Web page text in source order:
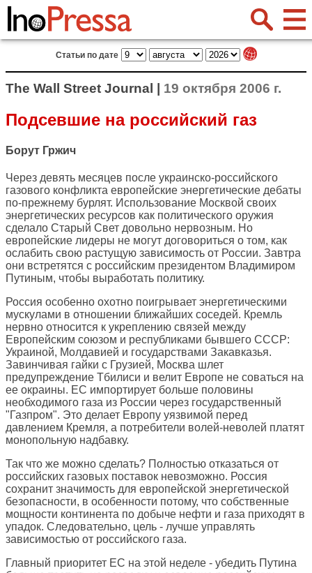
Статьи по дате
The Wall Street Journal | 19 октября 2006 г.
Подсевшие на российский газ
Борут Гржич
Через девять месяцев после украинско-российского
газового конфликта европейские энергетические дебаты
по-прежнему бурлят. Использование Москвой своих
энергетических ресурсов как политического оружия
сделало Старый Свет довольно нервозным. Но
европейские лидеры не могут договориться о том, как
ослабить свою растущую зависимость от России. Завтра
они встретятся с российским президентом Владимиром
Путиным, чтобы выработать политику.
Россия особенно охотно поигрывает энергетическими
мускулами в отношении ближайших соседей. Кремль
нервно относится к укреплению связей между
Европейским союзом и республиками бывшего СССР:
Украиной, Молдавией и государствами Закавказья.
Завинчивая гайки с Грузией, Москва шлет
предупреждение Тбилиси и велит Европе не соваться на
ее окраины. ЕС импортирует больше половины
необходимого газа из России через государственный
"Газпром". Это делает Европу уязвимой перед
давлением Кремля, а потребители волей-неволей платят
монопольную надбавку.
Так что же можно сделать? Полностью отказаться от
российских газовых поставок невозможно. Россия
сохранит значимость для европейской энергетической
безопасности, в особенности потому, что собственные
мощности континента по добыче нефти и газа приходят в
упадок. Следовательно, цель - лучше управлять
зависимостью от российского газа.
Главный приоритет ЕС на этой неделе - убедить Путина